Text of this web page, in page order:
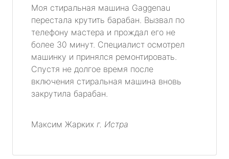
Моя стиральная машина Gaggenau
перестала крутить барабан. Вызвал по
телефону мастера и прождал его не
более 30 минут. Специалист осмотрел
машинку и принялся ремонтировать.
Спустя не долгое время после
включения стиральная машина вновь
закрутила барабан.
Максим Жарких г. Истра